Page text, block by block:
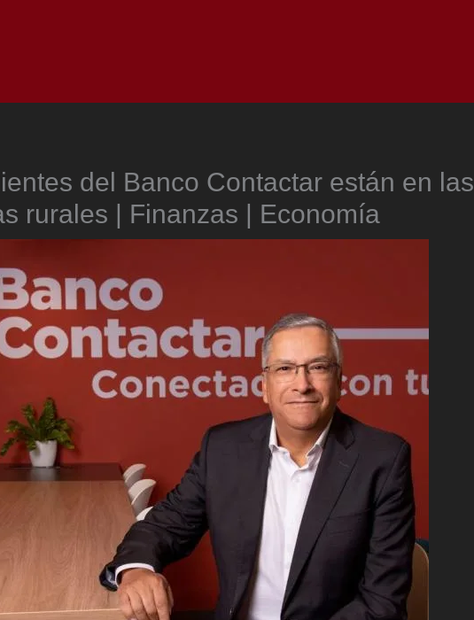
del Banco Contactar están en las
rurales | Finanzas | Economía